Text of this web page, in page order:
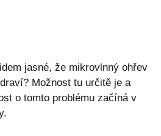
jasné, že mikrovlnný ohřev
Možnost tu určitě je a
o tomto problému začíná v